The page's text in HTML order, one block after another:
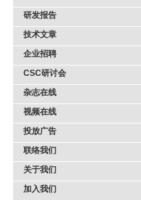
研发报告
技术文章
企业招聘
CSC研讨会
杂志在线
视频在线
投放广告
联络我们
关于我们
加入我们